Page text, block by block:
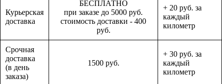
Курьерская
доставка
БЕСПЛАТНО
при заказе до 5000 руб.
стоимость доставки - 400
руб.
+ 20 руб. за
каждый
километр
Срочная
доставка
(в день
заказа)
1500 руб.
+ 30 руб. за
каждый
километр